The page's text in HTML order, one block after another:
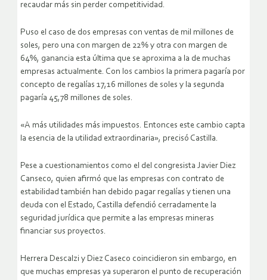
recaudar más sin perder competitividad.
Puso el caso de dos empresas con ventas de mil millones de
soles, pero una con margen de 22% y otra con margen de
64%, ganancia esta última que se aproxima a la de muchas
empresas actualmente. Con los cambios la primera pagaría por
concepto de regalías 17,16 millones de soles y la segunda
pagaría 45,78 millones de soles.
«A más utilidades más impuestos. Entonces este cambio capta
la esencia de la utilidad extraordinaria», precisó Castilla.
Pese a cuestionamientos como el del congresista Javier Diez
Canseco, quien afirmó que las empresas con contrato de
estabilidad también han debido pagar regalías y tienen una
deuda con el Estado, Castilla defendió cerradamente la
seguridad jurídica que permite a las empresas mineras
financiar sus proyectos.
Herrera Descalzi y Diez Caseco coincidieron sin embargo, en
que muchas empresas ya superaron el punto de recuperación